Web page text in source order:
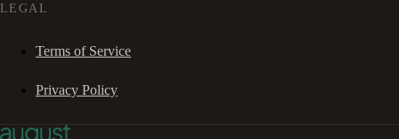
LEGAL
Terms of Service
Privacy Policy